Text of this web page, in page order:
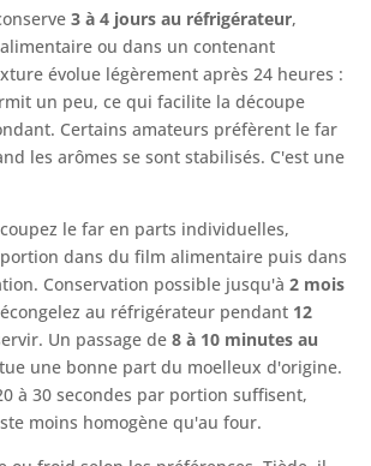
3 à 4 jours au réfrigérateur,
ou dans un contenant
évolue légèrement après 24 heures :
un peu, ce qui facilite la découpe
Certains amateurs préfèrent le far
les arômes se sont stabilisés. C'est une
le far en parts individuelles,
dans du film alimentaire puis dans
Conservation possible jusqu'à 2 mois
au réfrigérateur pendant 12
Un passage de 8 à 10 minutes au
une bonne part du moelleux d'origine.
à 30 secondes par portion suffisent,
moins homogène qu'au four.